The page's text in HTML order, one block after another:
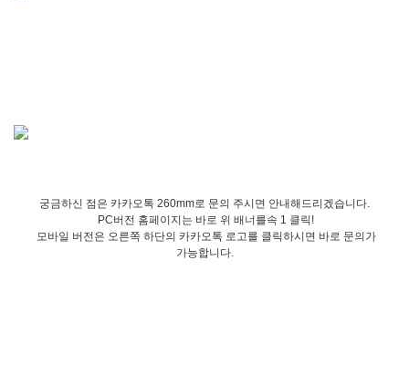
궁금하신 점은 카카오톡 260mm로 문의 주시면 안내해드리겠습니다.
PC버전 홈페이지는 바로 위 배너를속 1 클릭!
모바일 버전은 오른쪽 하단의 카카오톡 로고를 클릭하시면 바로 문의가
가능합니다.